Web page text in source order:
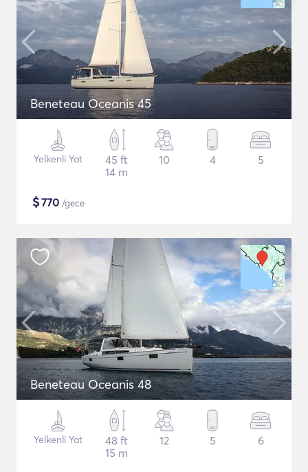
Beneteau Oceanis 45
Yelkenli Yat
45 ft
14 m
10 4 5
$770 /gece
Beneteau Oceanis 48
Yelkenli Yat
48 ft
15 m
12 5 6